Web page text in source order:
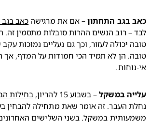
בגב התחתון – אם את מרגישה כאב בגב
במשקל – בשבוע 15 להריון, בחילות הבוקר